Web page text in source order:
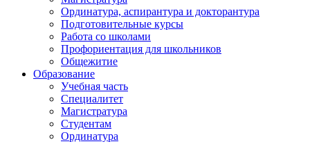
Ординатура, аспирантура и докторантура
Подготовительные курсы
Работа со школами
Профориентация для школьников
Общежитие
Образование
Учебная часть
Специалитет
Магистратура
Студентам
Ординатура